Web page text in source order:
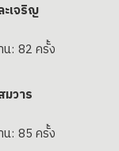
เจริญ
น: 82 ครั้ง
วาร
น: 85 ครั้ง